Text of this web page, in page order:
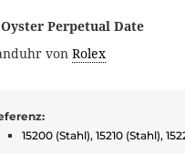
Perpetual Date
von Rolex
15200 (Stahl), 15210 (Stahl),